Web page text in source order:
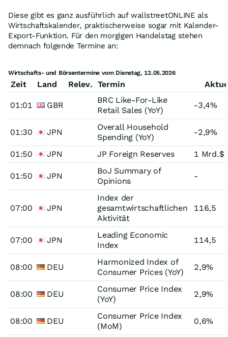
Diese gibt es ganz ausführlich auf wallstreetONLINE als
Wirtschaftskalender, praktischerweise sogar mit Kalender-
Export-Funktion. Für den morgigen Handelstag stehen
demnach folgende Termine an:
Wirtschafts- und Börsentermine vom Dienstag, 12.05.2026
Zeit Land Relev. Termin
01:01 GBR
BRC Like-For-Like
Retail Sales (YoY)
-3,4%
01:30 JPN
Overall Household
Spending (YoY)
-2,9%
01:50 JPN JP Foreign Reserves 1 Mrd.$
01:50 JPN
BoJ Summary of
Opinions
-
07:00 JPN
Index der
gesamtwirtschaftlichen
Aktivität
116,5
07:00 JPN
Leading Economic
Index
114,5
08:00 DEU
Harmonized Index of
Consumer Prices (YoY)
2,9%
08:00 DEU
Consumer Price Index
(YoY)
2,9%
08:00 DEU
Consumer Price Index
(MoM)
0,6%